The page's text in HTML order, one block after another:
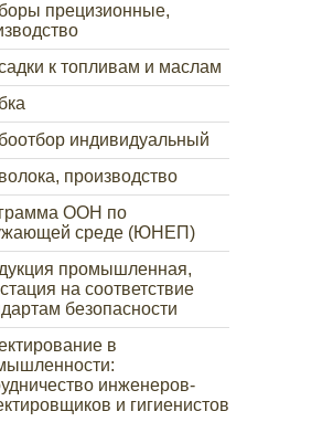
прецизионные,
к топливам и маслам
индивидуальный
производство
ООН по
среде (ЮНЕП)
промышленная,
на соответствие
безопасности
в
инженеров-
и гигиенистов